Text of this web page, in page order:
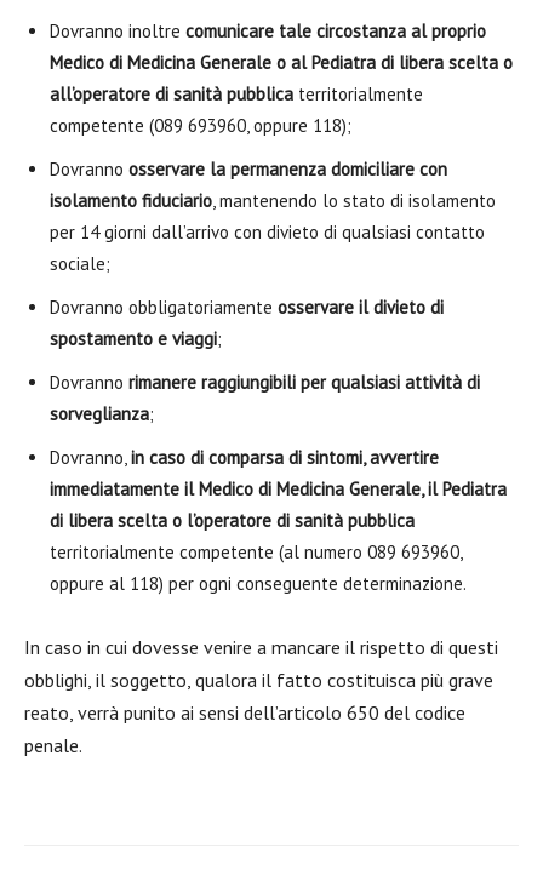
Dovranno inoltre comunicare tale circostanza al proprio
Medico di Medicina Generale o al Pediatra di libera scelta o
all’operatore di sanità pubblica territorialmente
competente (089 693960, oppure 118);
Dovranno osservare la permanenza domiciliare con
isolamento fiduciario, mantenendo lo stato di isolamento
per 14 giorni dall’arrivo con divieto di qualsiasi contatto
sociale;
Dovranno obbligatoriamente osservare il divieto di
spostamento e viaggi;
Dovranno rimanere raggiungibili per qualsiasi attività di
sorveglianza;
Dovranno,in caso di comparsa di sintomi, avvertire
immediatamente il Medico di Medicina Generale, il Pediatra
di libera scelta o l’operatore di sanità pubblica
territorialmente competente (al numero 089 693960,
oppure al 118) per ogni conseguente determinazione.
In caso in cui dovesse venire a mancare il rispetto di questi
obblighi, il soggetto, qualora il fatto costituisca più grave
reato, verrà punito ai sensi dell’articolo 650 del codice
penale.